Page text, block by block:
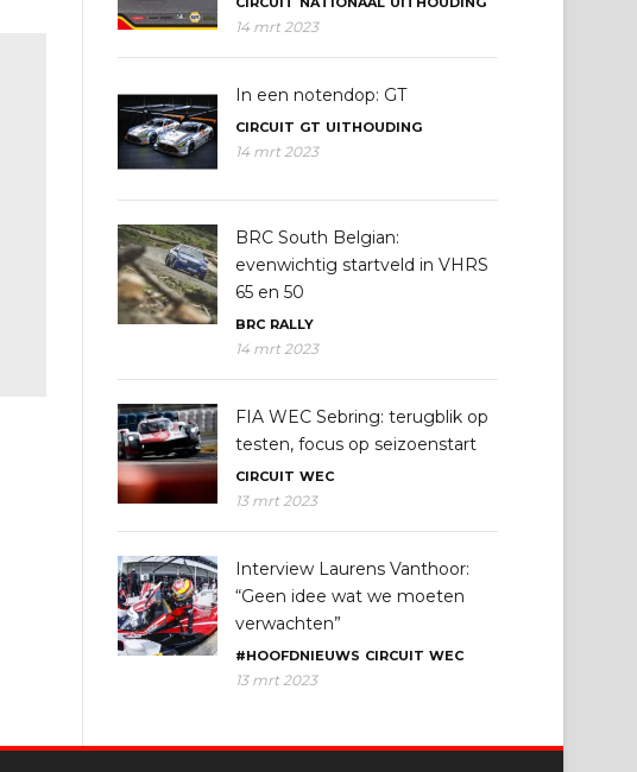
14 mrt 2023
In een notendop: GT
CIRCUIT GT UITHOUDING
14 mrt 2023
BRC South Belgian:
evenwichtig startveld in VHRS
65 en 50
BRC RALLY
14 mrt 2023
FIA WEC Sebring: terugblik op
testen, focus op seizoenstart
CIRCUIT WEC
13 mrt 2023
Interview Laurens Vanthoor:
“Geen idee wat we moeten
verwachten”
#HOOFDNIEUWS CIRCUIT WEC
13 mrt 2023